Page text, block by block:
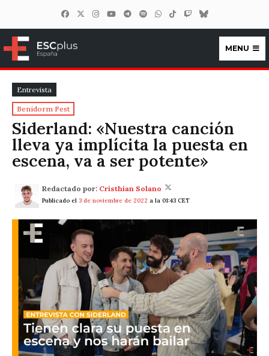
ESCplus España
MENU
Entrevista
Benidorm Fest
Siderland: «Nuestra canción
lleva ya implícita la puesta en
escena, va a ser potente»
Redactado por: Cristhian Solano
Publicado el 3 de noviembre de 2022 a la 01:43 CET